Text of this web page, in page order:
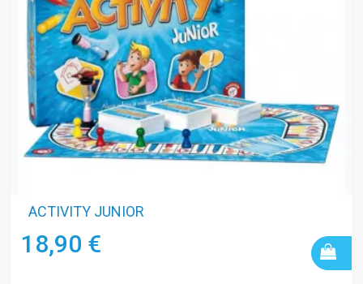
ACTIVITY JUNIOR
18,90 €